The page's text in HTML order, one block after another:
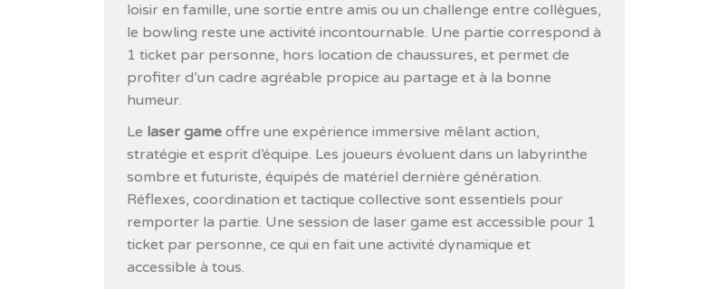
loisir en famille, une sortie entre amis ou un challenge entre collègues,
le bowling reste une activité incontournable. Une partie correspond à
1 ticket par personne, hors location de chaussures, et permet de
profiter d’un cadre agréable propice au partage et à la bonne
humeur.
Le laser gameoffre une expérience immersive mêlant action,
stratégie et esprit d’équipe. Les joueurs évoluent dans un labyrinthe
sombre et futuriste, équipés de matériel dernière génération.
Réflexes, coordination et tactique collective sont essentiels pour
remporter la partie. Une session de laser game est accessible pour 1
ticket par personne, ce qui en fait une activité dynamique et
accessible à tous.